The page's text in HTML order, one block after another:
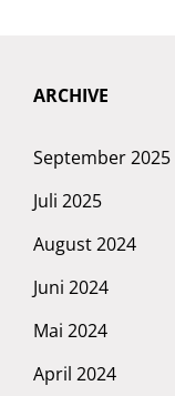
ARCHIVE
September 2025
Juli 2025
August 2024
Juni 2024
Mai 2024
April 2024